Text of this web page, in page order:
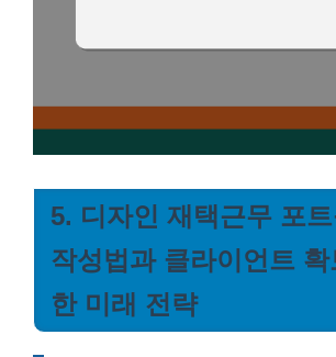
5. 디자인 재택근무 포
작성법과 클라이언트 확
한 미래 전략